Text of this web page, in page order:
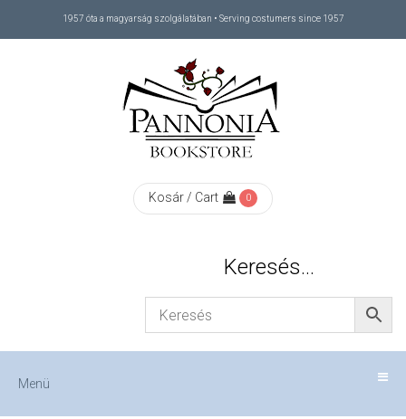
1957 óta a magyarság szolgálatában • Serving costumers since 1957
Kosár / Cart 0
Keresés…
Menü